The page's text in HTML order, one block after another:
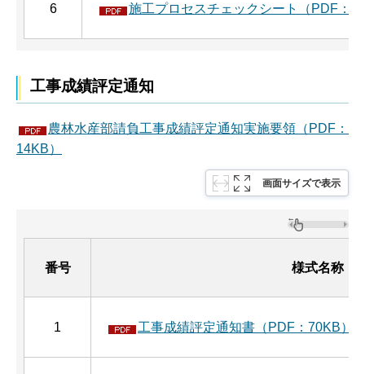
6 施工プロセスチェックシート（PDF：
工事成績評定通知
農林水産部請負工事成績評定通知実施要領（PDF：
14KB）
画面サイズで表示
番号 様式名称
1 工事成績評定通知書（PDF：70KB）